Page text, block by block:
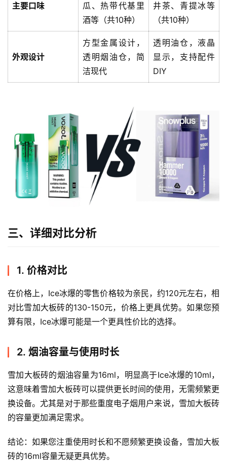
烟
资
子
烟
百
一
次
性
电
子
烟
电
子
主要口味
瓜、热带代基里
酒等（共10种）
井茶、青提冰等
（共10种）
外观设计
方型金属设计，
透明烟油仓，简
洁现代
透明油仓，液晶
显示，支持配件
DIY
三、详细对比分析
1. 价格对比
在价格上，Ice冰爆的零售价格较为亲民，约120元左右，相
对比雪加大板砖的130-150元，价格上更具优势。如果您预
算有限，Ice冰爆可能是一个更具性价比的选择。
2. 烟油容量与使用时长
雪加大板砖的烟油容量为16ml，明显高于Ice冰爆的10ml，
这意味着雪加大板砖可以提供更长时间的使用，无需频繁更
换设备。尤其是对于那些重度电子烟用户来说，雪加大板砖
的容量更加满足需求。
结论：如果您注重使用时长和不愿频繁更换设备，雪加大板
砖的16ml容量无疑更具优势。